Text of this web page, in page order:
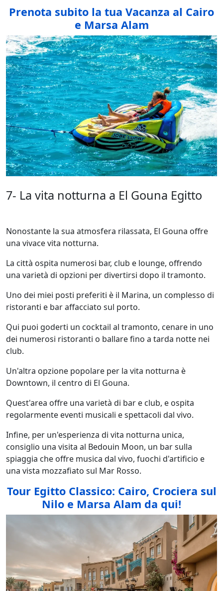
Prenota subito la tua Vacanza al Cairo
e Marsa Alam
7- La vita notturna a El Gouna Egitto
Nonostante la sua atmosfera rilassata, El Gouna offre
una vivace vita notturna.
La città ospita numerosi bar, club e lounge, offrendo
una varietà di opzioni per divertirsi dopo il tramonto.
Uno dei miei posti preferiti è il Marina, un complesso di
ristoranti e bar affacciato sul porto.
Qui puoi goderti un cocktail al tramonto, cenare in uno
dei numerosi ristoranti o ballare fino a tarda notte nei
club.
Un'altra opzione popolare per la vita notturna è
Downtown, il centro di El Gouna.
Quest'area offre una varietà di bar e club, e ospita
regolarmente eventi musicali e spettacoli dal vivo.
Infine, per un'esperienza di vita notturna unica,
consiglio una visita al Bedouin Moon, un bar sulla
spiaggia che offre musica dal vivo, fuochi d'artificio e
una vista mozzafiato sul Mar Rosso.
Tour Egitto Classico: Cairo, Crociera sul
Nilo e Marsa Alam da qui!